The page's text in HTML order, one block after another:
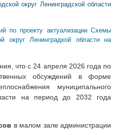
округ Ленинградской области
по проекту актуализации Схемы
округ Ленинградкой области на
что с 24 апреля 2026 года по
обсуждений в форме
муниципального
на период до 2032 года
в малом зале администрации